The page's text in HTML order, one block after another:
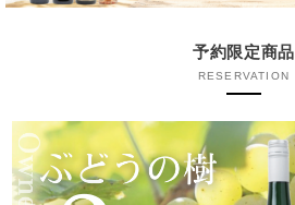
予約限定商品
RESERVATION